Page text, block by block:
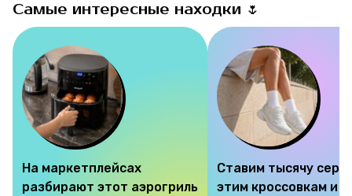
Самые интересные находки 🌷
На маркетплейсах
разбирают этот аэрогриль
Ставим тысячу
этим кроссовкам и